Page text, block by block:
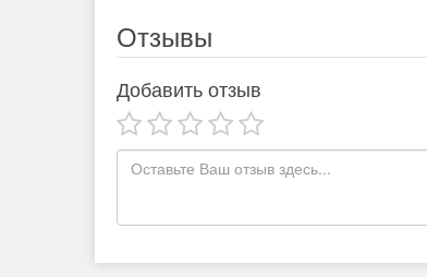
Отзывы
Добавить отзыв